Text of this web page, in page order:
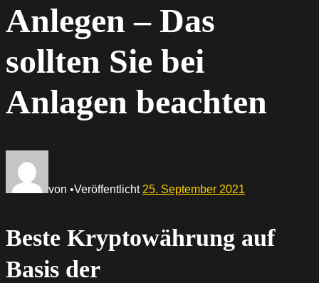
Anlegen – Das
sollten Sie bei
Anlagen beachten
von •Veröffentlicht 25. September 2021
Beste Kryptowährung auf
Basis der